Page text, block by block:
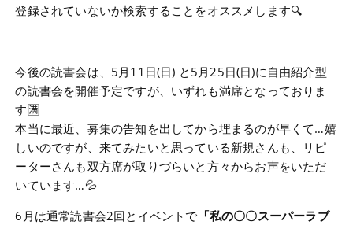
登録されていないか検索することをオススメします🔍
今後の読書会は、5月11日(日) と5月25日(日)に自由紹介型
の読書会を開催予定ですが、いずれも満席となっておりま
す🈵
本当に最近、募集の告知を出してから埋まるのが早くて…嬉
しいのですが、来てみたいと思っている新規さんも、リピ
ーターさんも双方席が取りづらいと方々からお声をいただ
いています…💦
6月は通常読書会2回とイベントで 「私の〇〇スーパーラブ